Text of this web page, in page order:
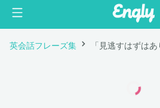
英会話フレーズ集